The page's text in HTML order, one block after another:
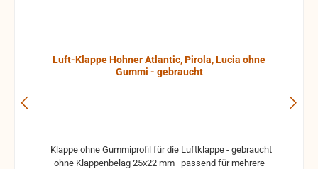
Luft-Klappe Hohner Atlantic, Pirola, Lucia ohne
Gummi - gebraucht
ohne Klappenbelag 25x22 mm passend für mehrere